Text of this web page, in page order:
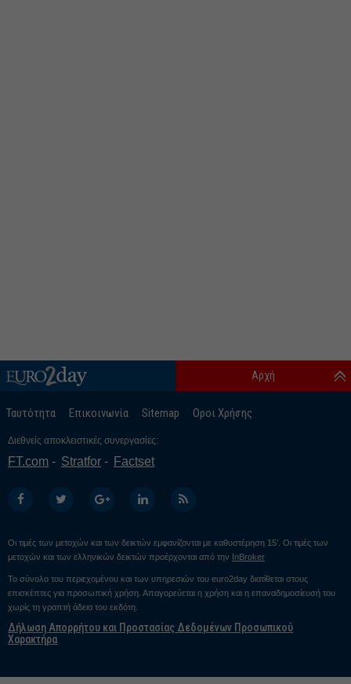
Ταυτότητα Επικοινωνία Sitemap Οροι Χρήσης
Αρχή
Διεθνείς αποκλειστικές συνεργασίες:
FT.com Stratfor Factset
Οι τιμές των μετοχών και των δεικτών εμφανίζονται με καθυστέρηση 15’. Οι τιμές των
μετοχών και των ελληνικών δεικτών προέρχονται από την
InBroker
Το σύνολο του περιεχομένου και των υπηρεσιών του euro2day διατίθεται στους
επισκέπτες για προσωπική χρήση. Απαγορεύεται η χρήση και η επαναδημοσίευσή του
χωρίς τη γραπτή άδεια του εκδότη.
Δήλωση Απορρήτου και Προστασίας Δεδομένων Προσωπικού
Χαρακτήρα